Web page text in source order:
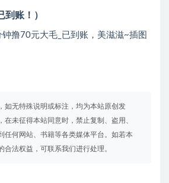
账！）
如无特殊说明或标注，均为本站原创发
在未征得本站同意时，禁止复制、盗用、
任何网站、书籍等各类媒体平台。如若本
合法权益，可联系我们进行处理。